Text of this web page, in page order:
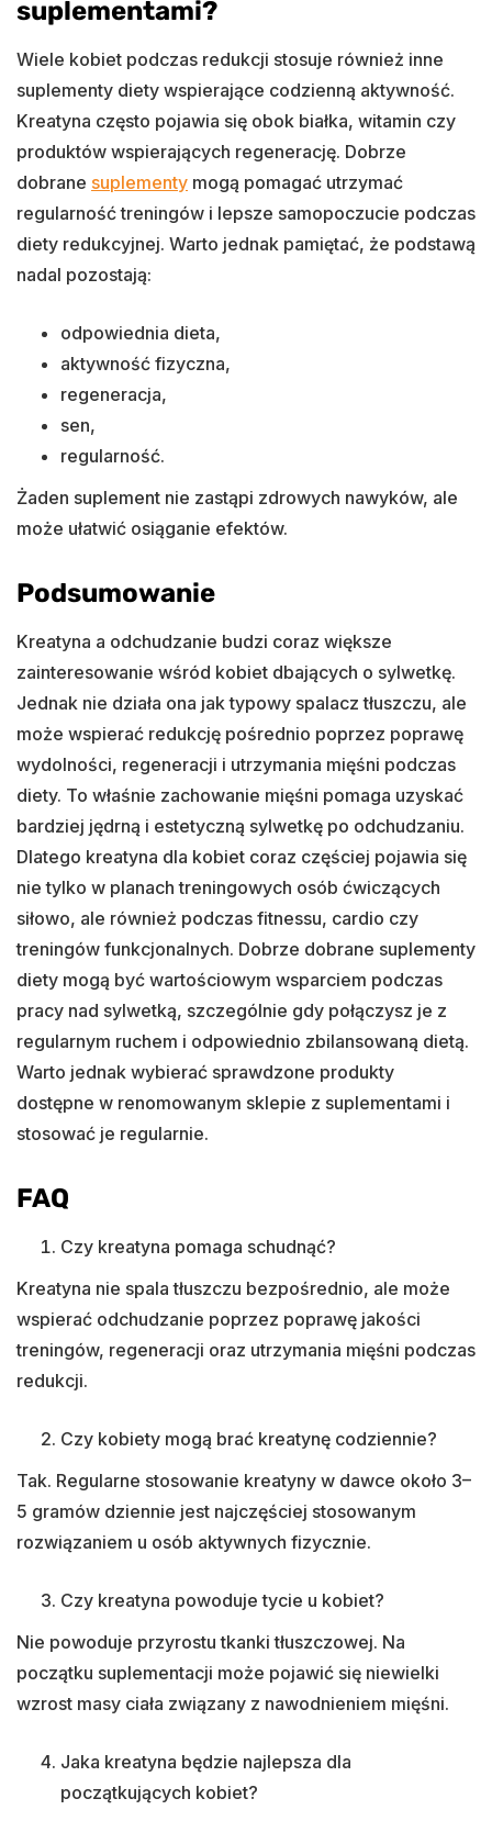
suplementami?
Wiele kobiet podczas redukcji stosuje również inne
suplementy diety wspierające codzienną aktywność.
Kreatyna często pojawia się obok białka, witamin czy
produktów wspierających regenerację. Dobrze
dobrane suplementy mogą pomagać utrzymać
regularność treningów i lepsze samopoczucie podczas
diety redukcyjnej. Warto jednak pamiętać, że podstawą
nadal pozostają:
odpowiednia dieta,
aktywność fizyczna,
regeneracja,
sen,
regularność.
Żaden suplement nie zastąpi zdrowych nawyków, ale
może ułatwić osiąganie efektów.
Podsumowanie
Kreatyna a odchudzanie budzi coraz większe
zainteresowanie wśród kobiet dbających o sylwetkę.
Jednak nie działa ona jak typowy spalacz tłuszczu, ale
może wspierać redukcję pośrednio poprzez poprawę
wydolności, regeneracji i utrzymania mięśni podczas
diety. To właśnie zachowanie mięśni pomaga uzyskać
bardziej jędrną i estetyczną sylwetkę po odchudzaniu.
Dlatego kreatyna dla kobiet coraz częściej pojawia się
nie tylko w planach treningowych osób ćwiczących
siłowo, ale również podczas fitnessu, cardio czy
treningów funkcjonalnych. Dobrze dobrane suplementy
diety mogą być wartościowym wsparciem podczas
pracy nad sylwetką, szczególnie gdy połączysz je z
regularnym ruchem i odpowiednio zbilansowaną dietą.
Warto jednak wybierać sprawdzone produkty
dostępne w renomowanym sklepie z suplementami i
stosować je regularnie.
FAQ
Czy kreatyna pomaga schudnąć?
Kreatyna nie spala tłuszczu bezpośrednio, ale może
wspierać odchudzanie poprzez poprawę jakości
treningów, regeneracji oraz utrzymania mięśni podczas
redukcji.
Czy kobiety mogą brać kreatynę codziennie?
Tak. Regularne stosowanie kreatyny w dawce około 3–
5 gramów dziennie jest najczęściej stosowanym
rozwiązaniem u osób aktywnych fizycznie.
Czy kreatyna powoduje tycie u kobiet?
Nie powoduje przyrostu tkanki tłuszczowej. Na
początku suplementacji może pojawić się niewielki
wzrost masy ciała związany z nawodnieniem mięśni.
Jaka kreatyna będzie najlepsza dla
początkujących kobiet?